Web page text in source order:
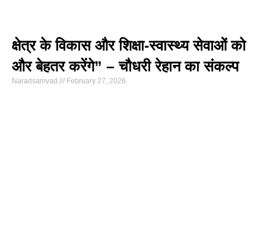
क्षेत्र के विकास और शिक्षा-स्वास्थ्य सेवाओं को
और बेहतर करेंगे” – चौधरी रेहान का संकल्प
Naradsamvad February 27, 2026